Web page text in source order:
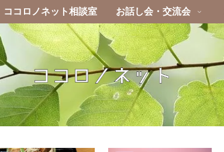
ココロノネット相談室 お話し会・交流会